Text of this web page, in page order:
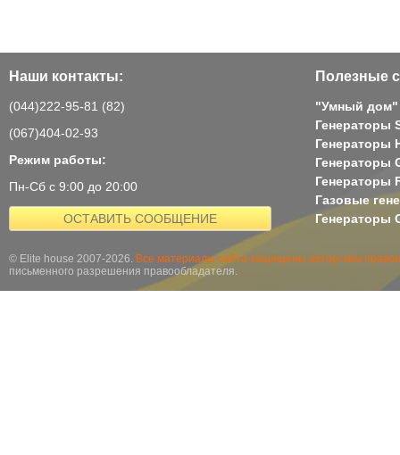
Наши контакты:
(044)222-95-81 (82)
(067)404-02-93
Режим работы:
Пн-Сб с 9:00 до 20:00
ОСТАВИТЬ СООБЩЕНИЕ
Полезные
"Умный дом"
Генераторы
Генераторы
Генераторы
Генераторы
Газовые
Генераторы
© Elite house 2007-2026. Все материалы сайта защищены авторским
письменного разрешения правообладателя.